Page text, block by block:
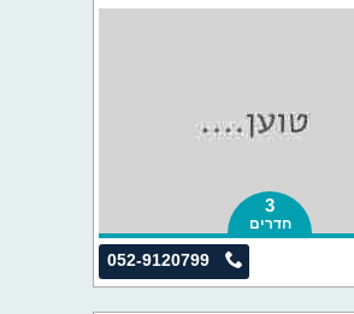
3
חדרים
052-9120799